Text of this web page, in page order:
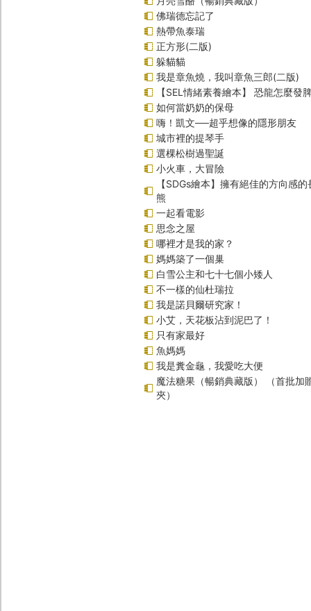
佛瑞德忘記了
熱帶魚泰瑞
正方形(二版)
躲貓貓
我是章魚燒，我叫章魚三郎(二版)
【SEL情緒素養繪本】 恐龍怎麼發
如何當奶奶的保母
嗨！凱文──超乎想像的隱形朋友
城市裡的提琴手
選棵松樹過聖誕
小火車，大冒險
【SDGs繪本】擁有絕佳的方向感
熊
一起看電影
思念之屋
哪裡才是我的家？
媽媽築了一個巢
白雪公主和七十七個小矮人
不一樣的仙杜瑞拉
我是諾貝爾研究家！
小艾，天花板沾到泥巴了！
只有家最好
魚媽媽
我是糞金龜，我愛吃大便
魔法糖果（暢銷典藏版） （首批加
夾）